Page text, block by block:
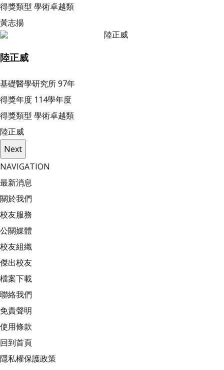
得獎類型 學術卓越類
黃志揚
陸正威
基礎醫學研究所97年
得獎年度 114學年度
得獎類型 學術卓越類
陸正威
Next
NAVIGATION
最新消息
關於我們
校友服務
公關媒體
校友組織
傑出校友
檔案下載
聯絡我們
免責聲明
使用條款
回到首頁
隱私權保護政策